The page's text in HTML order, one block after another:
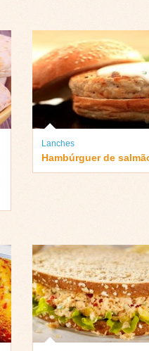
Lanches
Hambúrguer de